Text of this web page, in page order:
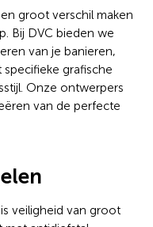
groot verschil maken
Bij DVC bieden we
van je banieren,
specifieke grafische
Onze ontwerpers
van de perfecte
veiligheid van groot